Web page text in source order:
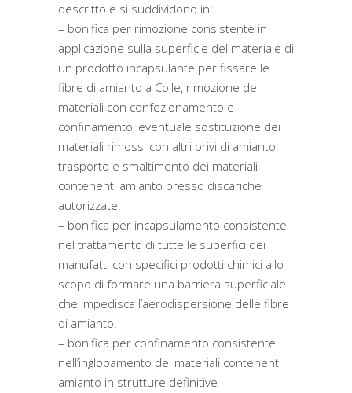
descritto e si suddividono in:
– bonifica per rimozione consistente in
applicazione sulla superficie del materiale di
un prodotto incapsulante per fissare le
fibre di amianto a Colle, rimozione dei
materiali con confezionamento e
confinamento, eventuale sostituzione dei
materiali rimossi con altri privi di amianto,
trasporto e smaltimento dei materiali
contenenti amianto presso discariche
autorizzate.
– bonifica per incapsulamento consistente
nel trattamento di tutte le superfici dei
manufatti con specifici prodotti chimici allo
scopo di formare una barriera superficiale
che impedisca l’aerodispersione delle fibre
di amianto.
– bonifica per confinamento consistente
nell’inglobamento dei materiali contenenti
amianto in strutture definitive